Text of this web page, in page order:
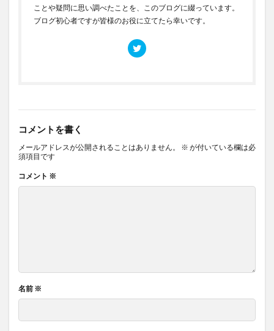
ことや疑問に思い調べたことを、このブログに綴っています。
ブログ初心者ですが皆様のお役に立てたら幸いです。
コメントを書く
メールアドレスが公開されることはありません。 ※ が付いている欄は必
須項目です
コメント ※
名前 ※